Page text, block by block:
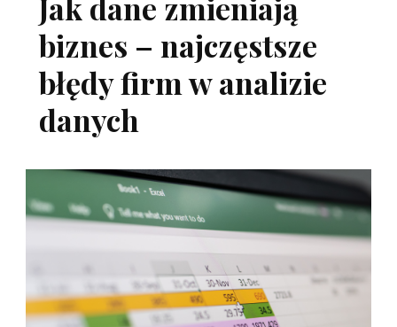
biznes – najczęstsze
błędy firm w analizie
danych